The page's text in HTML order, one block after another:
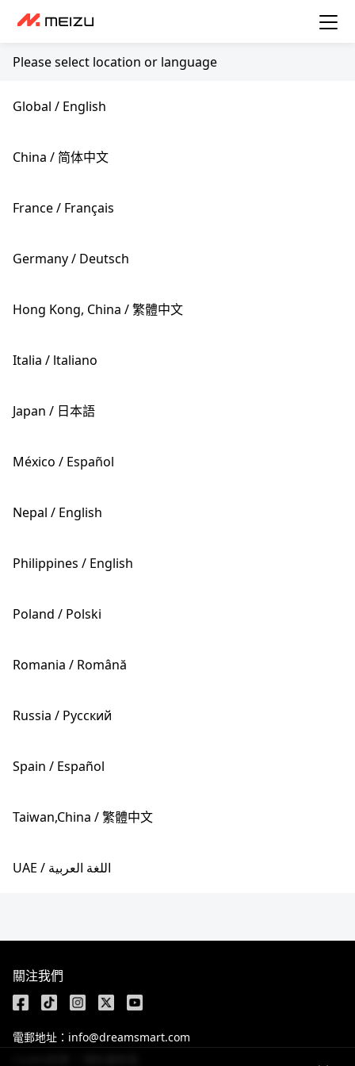
Please select location or language
Global / English
China / 简体中文
France / Français
Germany / Deutsch
Hong Kong, China / 繁體中文
Italia / ltaliano
Japan / 日本語
México / Español
Nepal / English
Philippines / English
Poland / Polski
Romania / Română
Russia / Pусский
Spain / Español
Taiwan,China / 繁體中文
UAE / اللغة العربية
關注我們
電郵地址：info@dreamsmart.com